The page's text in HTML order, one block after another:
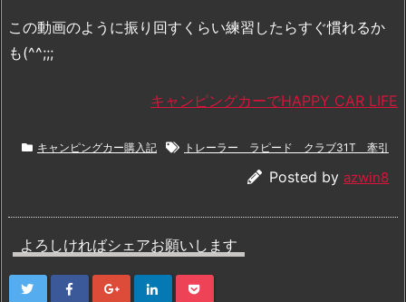
この動画のように振り回すくらい練習したらすぐ慣れるか
も(^^;;;
キャンピングカーでHAPPY CAR LIFE
キャンピングカー購入記 トレーラー ラピード クラブ31T 牽引
Posted by azwin8
よろしければシェアお願いします